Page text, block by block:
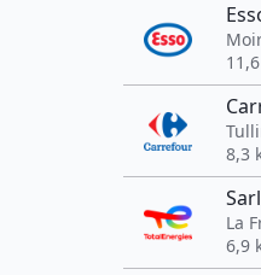
8,3
La
6,9